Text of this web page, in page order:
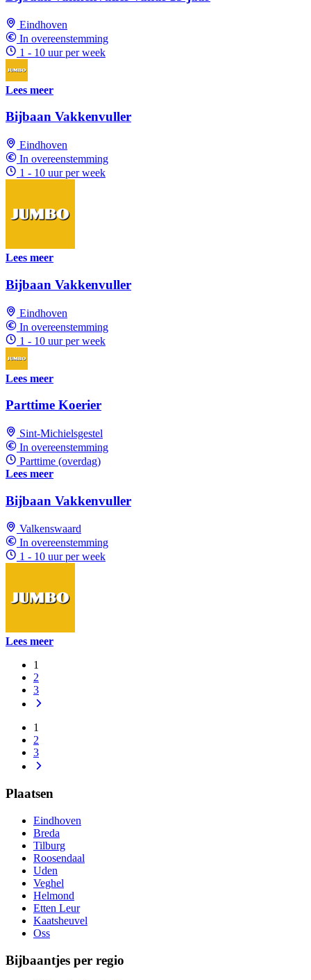
Eindhoven
In overeenstemming
1 - 10 uur per week
Lees meer
Bijbaan Vakkenvuller
Eindhoven
In overeenstemming
1 - 10 uur per week
Lees meer
Bijbaan Vakkenvuller
Eindhoven
In overeenstemming
1 - 10 uur per week
Lees meer
Parttime Koerier
Sint-Michielsgestel
In overeenstemming
Parttime (overdag)
Lees meer
Bijbaan Vakkenvuller
Valkenswaard
In overeenstemming
1 - 10 uur per week
Lees meer
1
2
3
1
2
3
Plaatsen
Eindhoven
Breda
Tilburg
Roosendaal
Uden
Veghel
Helmond
Etten Leur
Kaatsheuvel
Oss
Bijbaantjes per regio